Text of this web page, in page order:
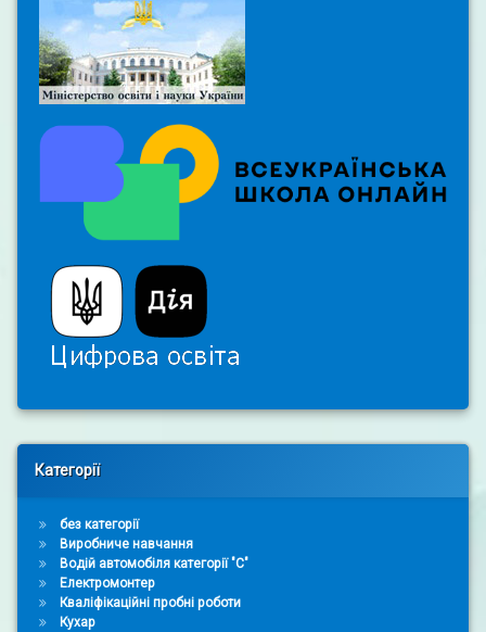
Right Sidebar
Категорії
без категорії
Виробниче навчання
Водій автомобіля категорії "С"
Електромонтер
Кваліфікаційні пробні роботи
Кухар